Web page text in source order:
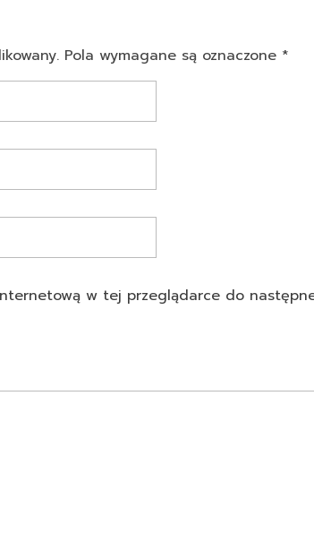
Pola wymagane są oznaczone *
w tej przeglądarce do